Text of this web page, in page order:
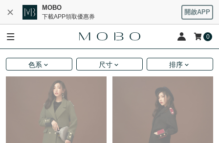
MOBO
下載APP領取優惠券
開啟APP
0
色系 尺寸 排序